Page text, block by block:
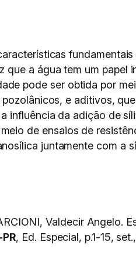
a água tem um papel
pode ser obtida por
e aditivos,
influência da adição de
de ensaios de
juntamente com a
Valdecir Angelo.
, Ed. Especial, p.1-15,